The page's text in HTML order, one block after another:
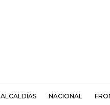
ALCALDÍAS NACIONAL